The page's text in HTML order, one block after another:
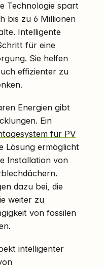
Technologie spart
bis zu 6 Millionen
Intelligente
für eine
Sie helfen
effizienter zu
Energien gibt
Ein
für PV
Lösung ermöglicht
Installation von
dazu bei, die
weiter zu
von fossilen
intelligenter